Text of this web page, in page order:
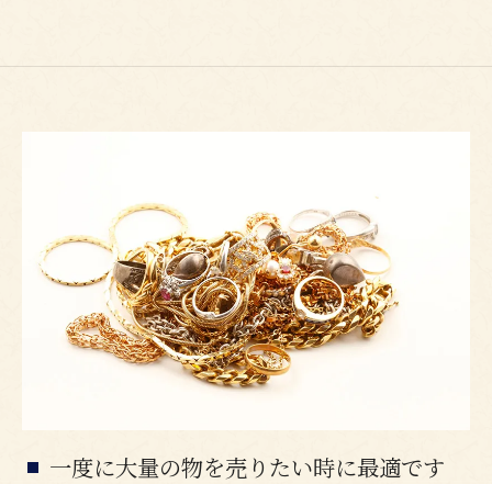
一度に大量の物を売りたい時に最適です